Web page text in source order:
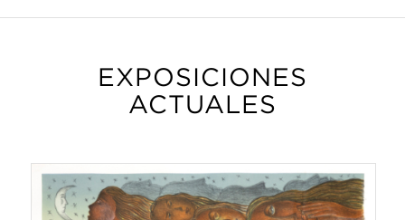
EXPOSICIONES
ACTUALES